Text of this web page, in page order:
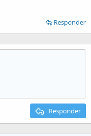
Responder
Responder